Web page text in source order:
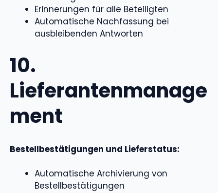
Erinnerungen für alle Beteiligten
Automatische Nachfassung bei
ausbleibenden Antworten
10.
Lieferantenmanage
ment
Bestellbestätigungen und Lieferstatus:
Automatische Archivierung von
Bestellbestätigungen